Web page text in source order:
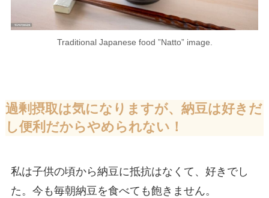
Traditional Japanese food ”Natto” image.
過剰摂取は気になりますが、納豆は好きだ
し便利だからやめられない！
私は子供の頃から納豆に抵抗はなくて、好きでし
た。今も毎朝納豆を食べても飽きません。